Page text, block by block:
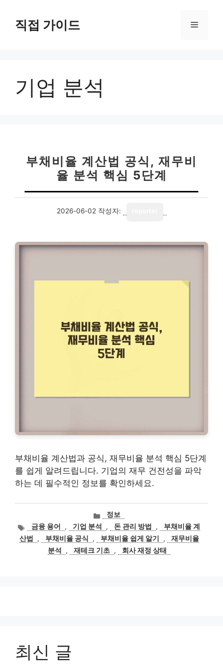
직접 가이드 메
기업 분석
부채비율 계산법 공식, 재무비
율 분석 핵심 5단계
2026-06-02 작성자:
부채비율 계산법과 공식, 재무비율 분석 핵심 5단계
를 쉽게 알려드립니다. 기업의 재무 건전성을 파악
하는 데 필수적인 정보를 확인하세요.
카
고
리
정보
태
그
금융 용어 , 기업 분석 , 돈 관리 방법 ,
부채비율 계
산법
, 부채비율 공식 , 부채비율 쉽게 알기 ,
재무비율
분석
, 재테크 기초 , 회사 재정 상태
최신 글